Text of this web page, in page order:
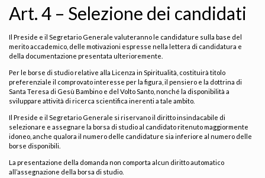
Art. 4 – Selezione dei candidati
Il Preside e il Segretario Generale valuteranno le candidature sulla base del
merito accademico, delle motivazioni espresse nella lettera di candidatura e
della documentazione presentata ulterioremente.
Per le borse di studio relative alla Licenza in Spiritualità, costituirà titolo
preferenziale il comprovato interesse per la figura, il pensiero e la dottrina di
Santa Teresa di Gesù Bambino e del Volto Santo, nonché la disponibilità a
sviluppare attività di ricerca scientifica inerenti a tale ambito.
Il Preside e il Segretario Generale si riservano il diritto insindacabile di
selezionare e assegnare la borsa di studio al candidato ritenuto maggiormente
idoneo, anche qualora il numero delle candidature sia inferiore al numero delle
borse disponibili.
La presentazione della domanda non comporta alcun diritto automatico
all’assegnazione della borsa di studio.